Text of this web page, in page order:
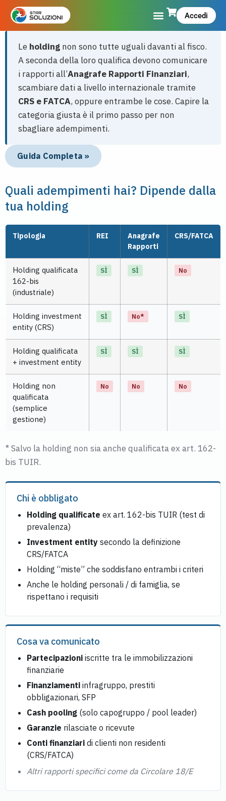
Accedi
Le holding non sono tutte uguali davanti al fisco.
A seconda della loro qualifica devono comunicare
i rapporti all’Anagrafe Rapporti Finanziari,
scambiare dati a livello internazionale tramite
CRS e FATCA, oppure entrambe le cose. Capire la
categoria giusta è il primo passo per non
sbagliare adempimenti.
Guida Completa »
Quali adempimenti hai? Dipende dalla
tua holding
Tipologia REI
Anagrafe
Rapporti
CRS/FATCA
Holding qualificata
162-bis
(industriale)
SÌ SÌ No
Holding investment
entity (CRS)
SÌ No* SÌ
Holding qualificata
+ investment entity
SÌ SÌ SÌ
Holding non
qualificata
(semplice
gestione)
No No No
* Salvo la holding non sia anche qualificata ex art. 162-
bis TUIR.
Chi è obbligato
Holding qualificate ex art. 162-bis TUIR (test di
prevalenza)
Investment entity secondo la definizione
CRS/FATCA
Holding “miste” che soddisfano entrambi i criteri
Anche le holding personali / di famiglia, se
rispettano i requisiti
Cosa va comunicato
Partecipazioni iscritte tra le immobilizzazioni
finanziarie
Finanziamenti infragruppo, prestiti
obbligazionari, SFP
Cash pooling (solo capogruppo / pool leader)
Garanzie rilasciate o ricevute
Conti finanziari di clienti non residenti
(CRS/FATCA)
Altri rapporti specifici come da Circolare 18/E